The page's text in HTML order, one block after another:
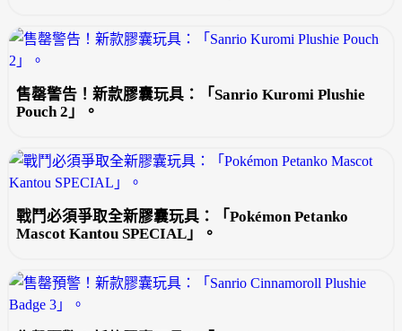
售罄警告！新款膠囊玩具：「Sanrio Kuromi Plushie
Pouch 2」。
戰鬥必須爭取全新膠囊玩具：「Pokémon Petanko
Mascot Kantou SPECIAL」。